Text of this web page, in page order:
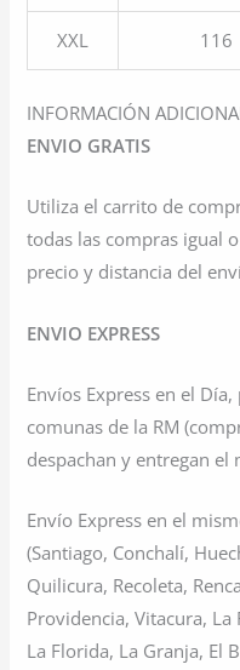
XXL 116
INFORMACIÓN
ENVIO GRATIS
Utiliza el carrito de
todas las compras igual
precio y distancia del
ENVIO EXPRESS
Envíos Express en el
comunas de la RM
despachan y entregan el
Envío Express en el
(Santiago, Conchalí,
Quilicura, Recoleta,
Providencia, Vitacura, La
La Florida, La Granja, El